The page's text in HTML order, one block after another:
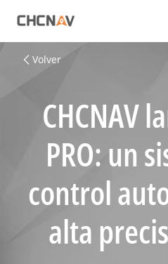
Volver
CHCNAV
PRO: un
control
alta